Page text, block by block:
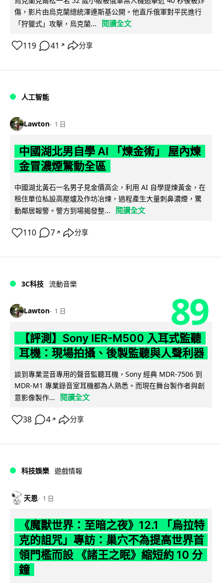
傷，影片由烏克蘭總統澤連斯基公開。他直斥俄軍對平民進行
「狩獵式」攻擊，烏克蘭...
閱讀全文
119 41 ↗ 分享
人工智能
Lawton 1 日
中國湖北男自學 AI 「煉金術」 屋內煉
金冒濃煙驚動全區
中國湖北黃石一名男子見金價高企，利用 AI 自學提煉黃金，在
租住單位私設高壓爐及作坊冶煉，過程產生大量刺鼻濃煙，驚
動鄰居報警。警方到場揭發整...
閱讀全文
110 7 ↗ 分享
3C科技 流動音樂
Lawton 1 日 89
【評測】Sony IER-M500 入耳式監聽
耳機：現場拍攝、後製監聽與人聲利器
談到專業混音專用的聲音監聽耳機，Sony 經典 MDR-7506 到
MDR-M1 專業錄音室耳機都為人熟悉。而現在舞台製作者與創
意影像製作...
閱讀全文
38 4 ↗ 分享
科技娛樂 遊戲情報
天恩 1 日
《魔獸世界：至暗之夜》12.1 「烏拉特
克的詛咒」專訪：巢穴不為提高世界首
領門檻而設 《諸王之眠》縮短約 10 分
鐘